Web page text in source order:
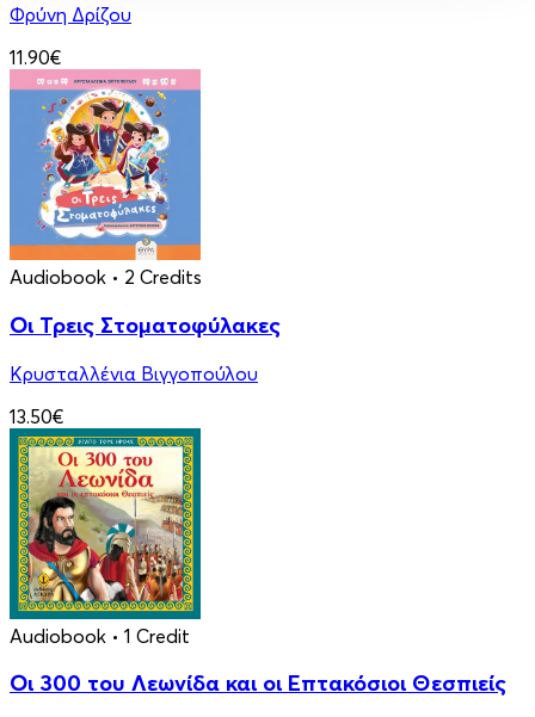
Φρύνη Δρίζου
11.90€
Audiobook • 2 Credits
Οι Τρεις Στοματοφύλακες
Κρυσταλλένια Βιγγοπούλου
13.50€
Audiobook • 1 Credit
Οι 300 του Λεωνίδα και οι Eπτακόσιοι Θεσπιείς